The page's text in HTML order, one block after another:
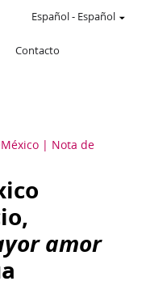
Contacto
Español- Español
México Nota de
amor